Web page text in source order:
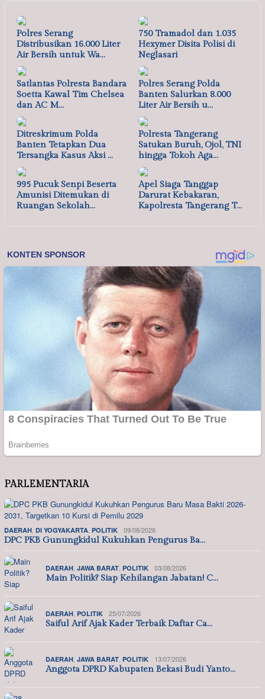
Polres Serang
Distribusikan 16.000 Liter
Air Bersih untuk Wa…
750 Tramadol dan 1.035
Hexymer Disita Polisi di
Neglasari
Satlantas Polresta Bandara
Soetta Kawal Tim Chelsea
dan AC M…
Polres Serang Polda
Banten Salurkan 8.000
Liter Air Bersih u…
Ditreskrimum Polda
Banten Tetapkan Dua
Tersangka Kasus Aksi …
Polresta Tangerang
Satukan Buruh, Ojol, TNI
hingga Tokoh Aga…
995 Pucuk Senpi Beserta
Amunisi Ditemukan di
Ruangan Sekolah…
Apel Siaga Tanggap
Darurat Kebakaran,
Kapolresta Tangerang T…
PARLEMENTARIA
DAERAH DI YOGYAKARTA POLITIK 09/08/2026
DPC PKB Gunungkidul Kukuhkan Pengurus Ba…
DAERAH JAWA BARAT POLITIK 03/08/2026
Main Politik? Siap Kehilangan Jabatan! C…
DAERAH POLITIK 25/07/2026
Saiful Arif Ajak Kader Terbaik Daftar Ca…
DAERAH JAWA BARAT POLITIK 13/07/2026
Anggota DPRD Kabupaten Bekasi Budi Yanto…